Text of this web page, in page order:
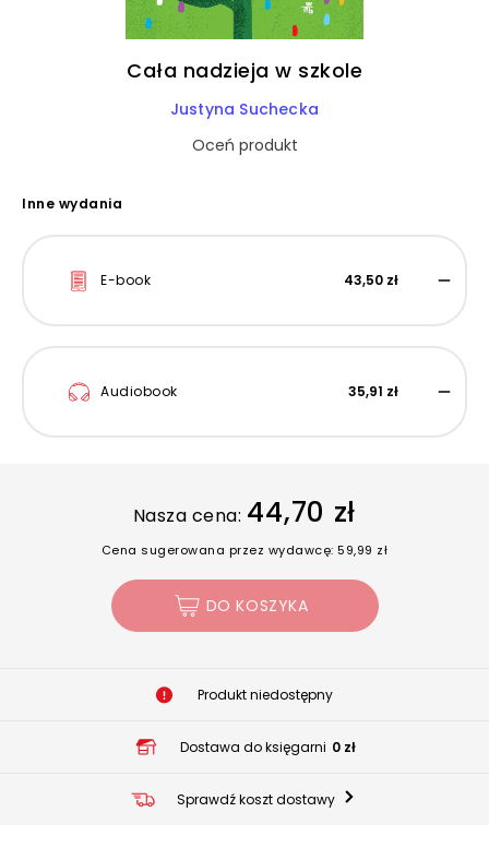
Cała nadzieja w szkole
Justyna Suchecka
Oceń produkt
Inne wydania
E-book 43,50 zł
Audiobook 35,91 zł
Nasza cena: 44,70 zł
Cena sugerowana przez wydawcę: 59,99 zł
DO KOSZYKA
Produkt niedostępny
Dostawa do księgarni 0 zł
Sprawdź koszt dostawy